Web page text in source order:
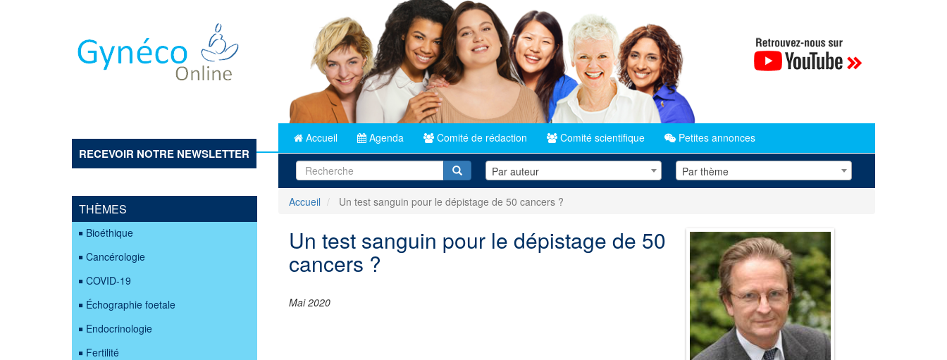
Accueil Agenda Comité de rédaction Comité scientifique Petites annonces
RECEVOIR NOTRE NEWSLETTER
RecherchePar auteur Par thème
Accueil Un test sanguin pour le dépistage de 50 cancers ?
Un test sanguin pour le dépistage de 50
cancers ?
Mai 2020
THÈMES
Bioéthique
Cancérologie
COVID-19
Échographie foetale
Endocrinologie
Fertilité